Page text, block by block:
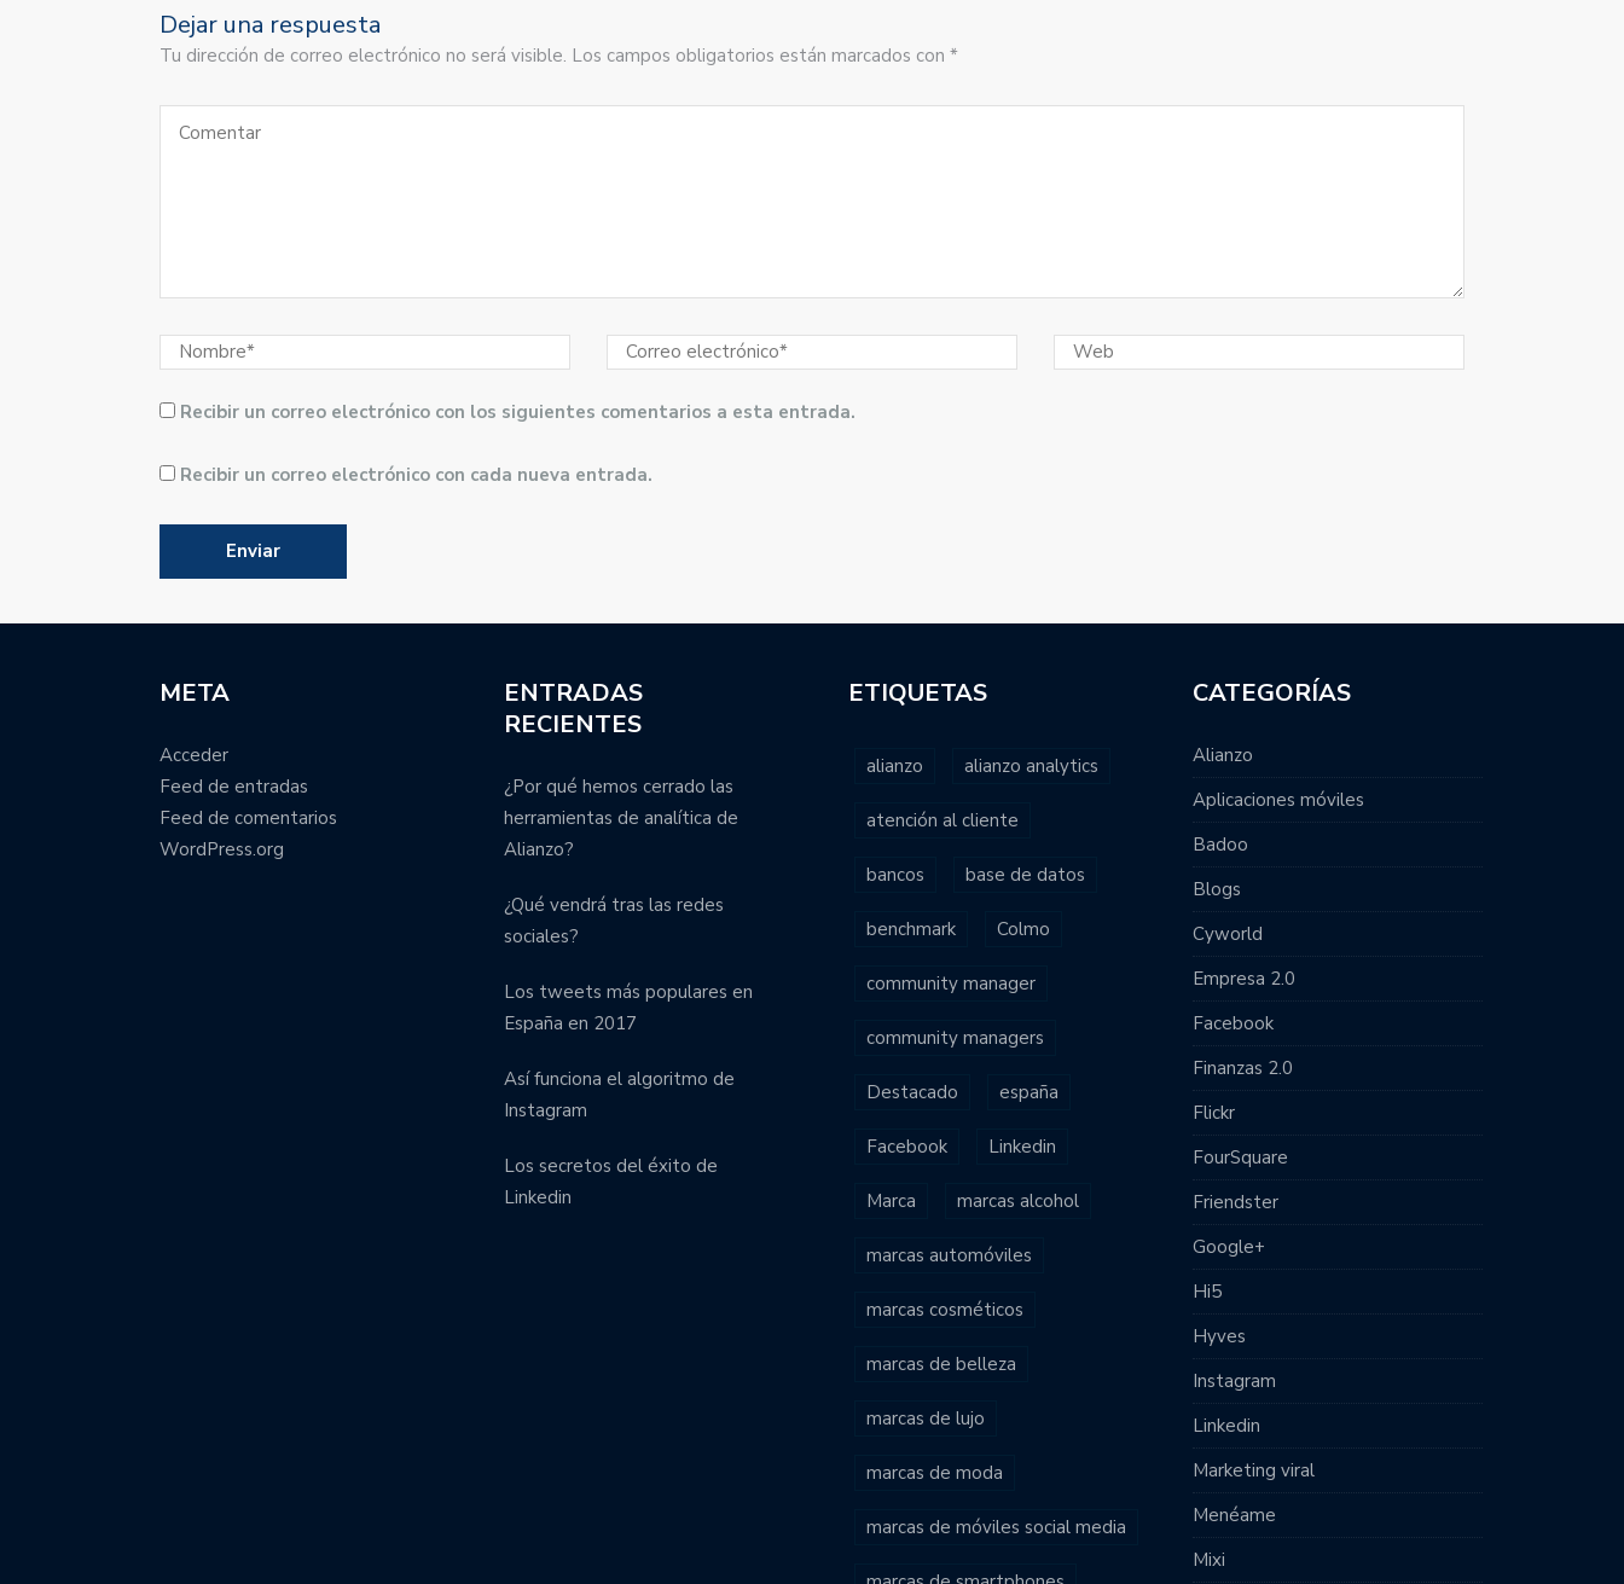
Dejar una respuesta
Tu dirección de correo electrónico no será visible. Los campos obligatorios están marcados con *
Recibir un correo electrónico con los siguientes comentarios a esta entrada.
Recibir un correo electrónico con cada nueva entrada.
META
Acceder
Feed de entradas
Feed de comentarios
WordPress.org
ENTRADAS
RECIENTES
¿Por qué hemos cerrado las
herramientas de analítica de
Alianzo?
¿Qué vendrá tras las redes
sociales?
Los tweets más populares en
España en 2017
Así funciona el algoritmo de
Instagram
Los secretos del éxito de
Linkedin
ETIQUETAS
alianzo alianzo analytics
atención al cliente
bancos base de datos
benchmark Colmo
community manager
community managers
Destacado españa
Facebook Linkedin
Marca marcas alcohol
marcas automóviles
marcas cosméticos
marcas de belleza
marcas de lujo
marcas de moda
marcas de móviles social media
CATEGORÍAS
Alianzo
Aplicaciones móviles
Badoo
Blogs
Cyworld
Empresa 2.0
Facebook
Finanzas 2.0
Flickr
FourSquare
Friendster
Google+
Hi5
Hyves
Instagram
Linkedin
Marketing viral
Menéame
Mixi